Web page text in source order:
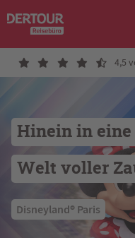
4,5
Hinein in eine
Welt voller
Disneyland® Paris